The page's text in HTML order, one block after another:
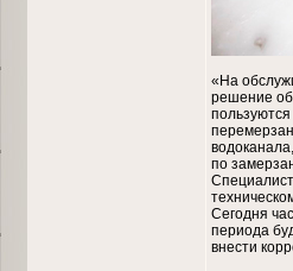
«На
решение об
по
Сегодня
периода
внести